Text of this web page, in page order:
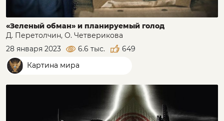
«Зеленый обман» и планируемый голод
Д. Перетолчин, О. Четверикова
28 января 2023
6.6 тыс.
649
Картина мира